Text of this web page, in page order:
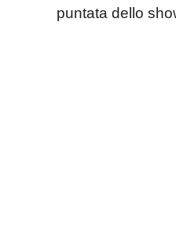
puntata dello